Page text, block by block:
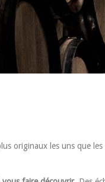
originaux les uns que